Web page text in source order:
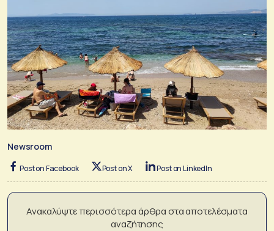
Newsroom
Post on Facebook Post on X Post on LinkedIn
Ανακαλύψτε περισσότερα άρθρα στα αποτελέσματα
αναζήτησης